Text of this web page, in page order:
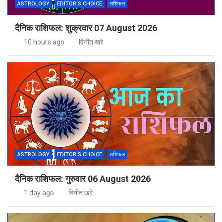
ASTROLOGY EDITOR'S CHOICE राशिफल
दैनिक राशिफल: शुक्रवार 07 August 2026
10 hours ago विनीत खरे
ASTROLOGY EDITOR'S CHOICE राशिफल
दैनिक राशिफल: गुरुवार 06 August 2026
1 day ago विनीत खरे